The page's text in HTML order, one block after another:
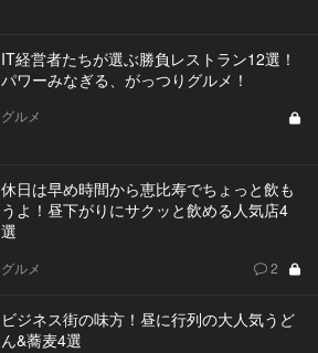
IT経営者たちが選ぶ勝負レストラン12選！
パワーみなぎる、がっつりグルメ！
グルメ
休日は早め時間から恵比寿でちょっと飲も
うよ！昼下がりにサクッと飲める人気店4
選
グルメ 2
ビジネス街の味方！昼に行列の大人気うど
ん&蕎麦4選